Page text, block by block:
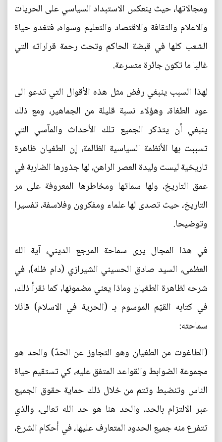
ومجالاتها، حيث ينعكس الاستبداد السياسي على الحريات
والاعلام والثقافة والاقتصاد والتعليم وسواه، فتغدو حياة
الشعب كلها في قبضة الحاكم وتحت رحمة قراراته التي
غالبا ما تكون جائرة متسرعة.
لهذا السبب ينبغي رفض مثل هذه الأقوال التي تدعو الى
عود الطغاة، وهؤلاء نسبة قليلة من الجماهير، ومع ذلك
ينبغي أن يتذكر الجميع تلك الأحداث والمآسي التي
تسببت بها الأنظمة السياسية الظالمة، إن الطغيان ظاهرة
تاريخية ليست وليدة العصر الراهن، لها جذورها الضاربة في
عمق التاريخ، ولها سماتها ومخاطرها المعروفة على مر
التاريخ، حيث تصدى لها علماء ومفكرون وفلاسفة، تفسيرا
وتوضيحا.
في هذا المجال يرى سماحة المرجع الديني، آية الله
العظمى، السيد صادق الحسيني الشيرازي (دام ظله)، في
شرحه لظاهرة الطغيان وماذا يعني مضمونها، كما نقرأ ذلك،
في كتابه القيّم الموسوم بـ (الحرية في الاسلام) قائلا
سماحته:
(الطاغوت من الطغيان وهو التجاوز عن الحدّ) والحد هو
مجموعة الضوابط والقواعد المتفق عليه، كي تستقيم حياة
الناس وتنضبط وتتم من خلال ذلك حماية حقوق الجميع
عبر الالتزام بالحد، والحد هنا هو حد الله تعالى، والذي
تتفرع منه جميع الحدود المتعارف عليها، في أحكام الشرع،